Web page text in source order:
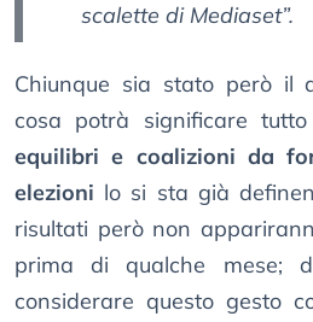
scalette di Mediaset”.
Chiunque sia stato però il
cosa potrà significare
equilibri e coalizioni da
elezioni lo si sta già
risultati però non
prima di qualche mese;
considerare questo gesto